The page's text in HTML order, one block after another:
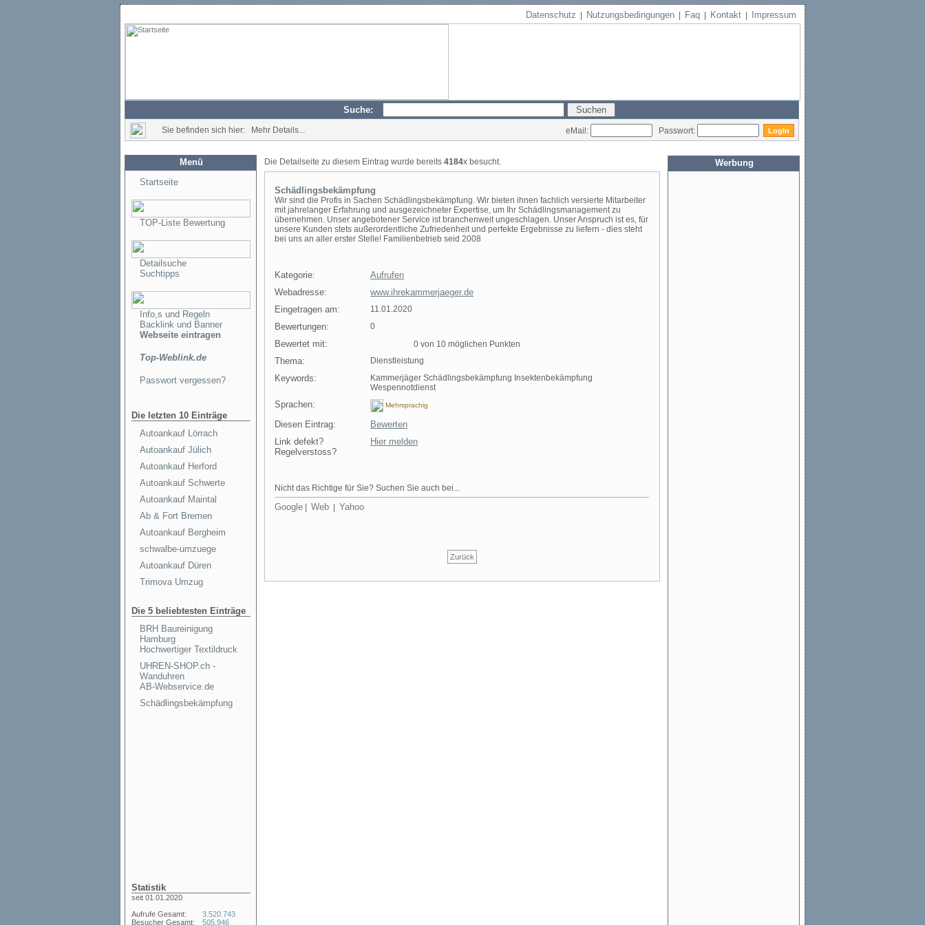
Datenschutz Nutzungsbedingungen Faq Kontakt Impressum
Suche:
Sie befinden sich hier: Mehr Details... eMail: Passwort:
Menü
Startseite
TOP-Liste Bewertung
Detailsuche
Suchtipps
Info,s und Regeln
Backlink und Banner
Webseite eintragen
Top-Weblink.de
Passwort vergessen?
Die letzten 10 Einträge
Autoankauf Lörrach
Autoankauf Jülich
Autoankauf Herford
Autoankauf Schwerte
Autoankauf Maintal
Ab & Fort Bremen
Autoankauf Bergheim
schwalbe-umzuege
Autoankauf Düren
Trimova Umzug
Die 5 beliebtesten Einträge
BRH Baureinigung
Hamburg
Hochwertiger Textildruck
UHREN-SHOP.ch -
Wanduhren
AB-Webservice.de
Schädlingsbekämpfung
Statistik
seit 01.01.2020
Aufrufe Gesamt:
Besucher Gesamt:
3.520.743
505.946
Die Detailseite zu diesem Eintrag wurde bereits 4184x besucht.
Schädlingsbekämpfung
Wir sind die Profis in Sachen Schädlingsbekämpfung. Wir bieten ihnen fachlich versierte Mitarbeiter
mit jahrelanger Erfahrung und ausgezeichneter Expertise, um Ihr Schädlingsmanagement zu
übernehmen. Unser angebotener Service ist branchenweit ungeschlagen. Unser Anspruch ist es, für
unsere Kunden stets außerordentliche Zufriedenheit und perfekte Ergebnisse zu liefern - dies steht
bei uns an aller erster Stelle! Familienbetrieb seid 2008
Kategorie:
Aufrufen
Webadresse:
www.ihrekammerjaeger.de
Eingetragen am:
11.01.2020
Bewertungen: 0
Bewertet mit: 0 von 10 möglichen Punkten
Thema: Dienstleistung
Keywords:
Kammerjäger Schädlingsbekämpfung Insektenbekämpfung
Wespennotdienst
Sprachen: Mehrsprachig
Diesen Eintrag:
Bewerten
Link defekt?
Regelverstoss?
Hier melden
Nicht das Richtige für Sie? Suchen Sie auch bei...
Google Web Yahoo
Zurück
Werbung